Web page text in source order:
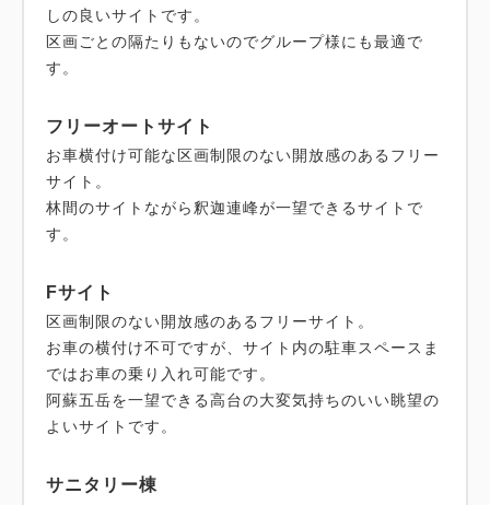
しの良いサイトです。
区画ごとの隔たりもないのでグループ様にも最適で
す。
フリーオートサイト
お車横付け可能な区画制限のない開放感のあるフリー
サイト。
林間のサイトながら釈迦連峰が一望できるサイトで
Fサイト
区画制限のない開放感のあるフリーサイト。
お車の横付け不可ですが、サイト内の駐車スペースま
ではお車の乗り入れ可能です。
阿蘇五岳を一望できる高台の大変気持ちのいい眺望の
よいサイトです。
サニタリー棟